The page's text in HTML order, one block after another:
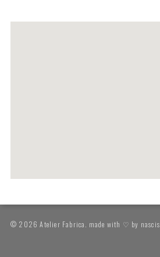
© 2026 Atelier Fabrica. made with ♡ by nascis